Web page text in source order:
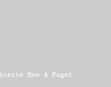
fine à Puget